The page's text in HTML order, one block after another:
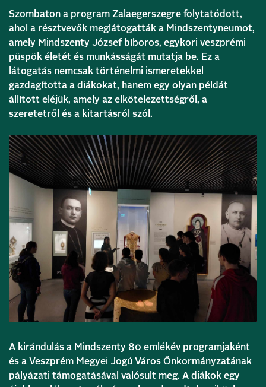
Szombaton a program Zalaegerszegre folytatódott,
ahol a résztvevők meglátogatták a Mindszentyneumot,
amely Mindszenty József bíboros, egykori veszprémi
püspök életét és munkásságát mutatja be. Ez a
látogatás nemcsak történelmi ismeretekkel
gazdagította a diákokat, hanem egy olyan példát
állított eléjük, amely az elkötelezettségről, a
szeretetről és a kitartásról szól.
A kirándulás a Mindszenty 80 emlékév programjaként
és a Veszprém Megyei Jogú Város Önkormányzatának
pályázati támogatásával valósult meg. A diákok egy